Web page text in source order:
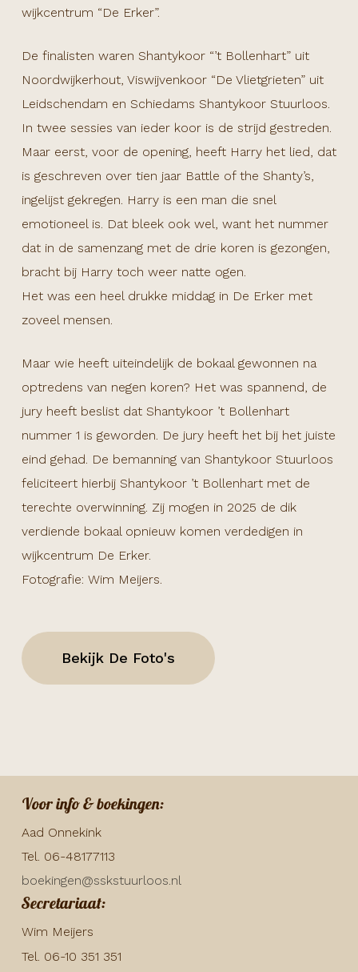
wijkcentrum “De Erker”.
De finalisten waren Shantykoor “’t Bollenhart” uit
Noordwijkerhout, Viswijvenkoor “De Vlietgrieten” uit
Leidschendam en Schiedams Shantykoor Stuurloos.
In twee sessies van ieder koor is de strijd gestreden.
Maar eerst, voor de opening, heeft Harry het lied, dat
is geschreven over tien jaar Battle of the Shanty’s,
ingelijst gekregen. Harry is een man die snel
emotioneel is. Dat bleek ook wel, want het nummer
dat in de samenzang met de drie koren is gezongen,
bracht bij Harry toch weer natte ogen.
Het was een heel drukke middag in De Erker met
zoveel mensen.
Maar wie heeft uiteindelijk de bokaal gewonnen na
optredens van negen koren? Het was spannend, de
jury heeft beslist dat Shantykoor ’t Bollenhart
nummer 1 is geworden. De jury heeft het bij het juiste
eind gehad. De bemanning van Shantykoor Stuurloos
feliciteert hierbij Shantykoor ’t Bollenhart met de
terechte overwinning. Zij mogen in 2025 de dik
verdiende bokaal opnieuw komen verdedigen in
wijkcentrum De Erker.
Fotografie: Wim Meijers.
Bekijk De Foto's
Voor info & boekingen:
Aad Onnekink
Tel. 06-48177113
boekingen@sskstuurloos.nl
Secretariaat:
Wim Meijers
Tel. 06-10 351 351